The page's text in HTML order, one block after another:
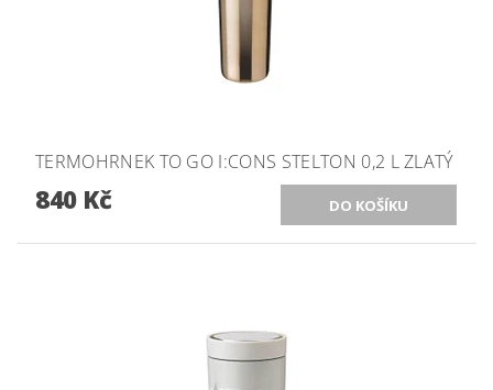
TERMOHRNEK TO GO I:CONS STELTON 0,2 L ZLATÝ
840 Kč